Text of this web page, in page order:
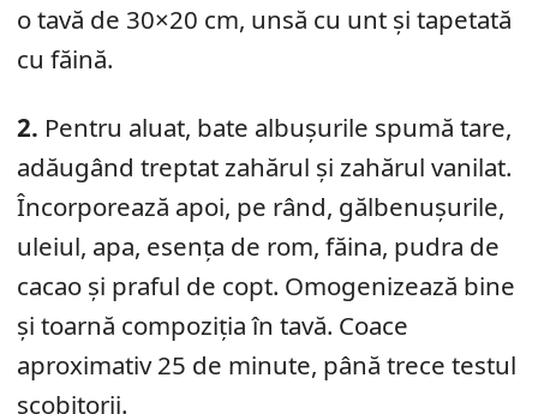
o tavă de 30×20 cm, unsă cu unt și tapetată
cu făină.
2. Pentru aluat, bate albușurile spumă tare,
adăugând treptat zahărul și zahărul vanilat.
Încorporează apoi, pe rând, gălbenușurile,
uleiul, apa, esența de rom, făina, pudra de
cacao și praful de copt. Omogenizează bine
și toarnă compoziția în tavă. Coace
aproximativ 25 de minute, până trece testul
scobitorii.